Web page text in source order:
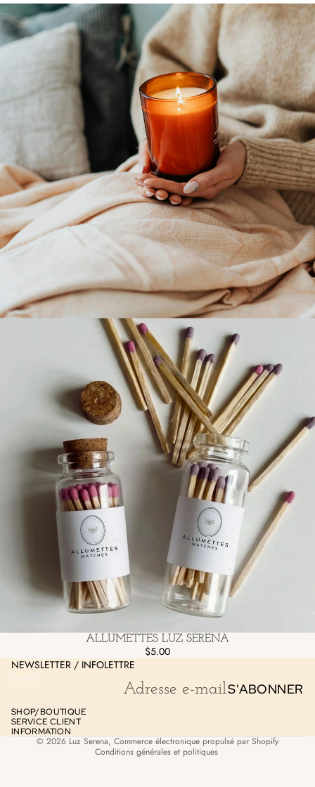
ALLUMETTES LUZ SERENA
ALLUMETTES LUZ SERENA
$5.00
NEWSLETTER / INFOLETTRE
E-mail
S'ABONNER
SHOP/BOUTIQUE
SERVICE CLIENT
INFORMATION
© 2026 Luz Serena, Commerce électronique propulsé par Shopify
Conditions générales et politiques
Politique de remboursement
Politique de confidentialité
Politique d’expédition
Mentions légales
Politique de résiliation